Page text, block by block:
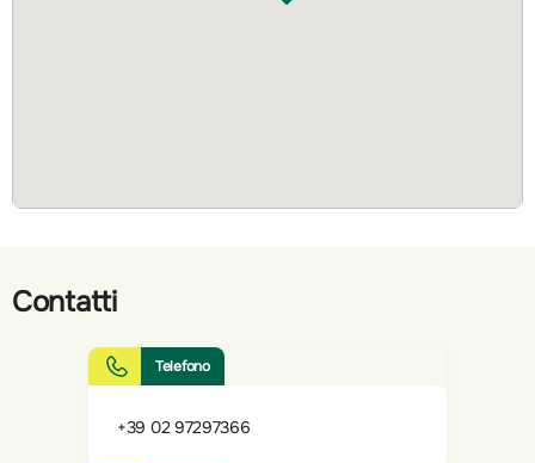
Contatti
Telefono
+39 02 97297366